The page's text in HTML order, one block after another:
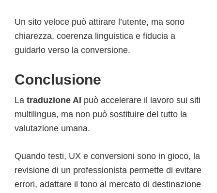
Un sito veloce può attirare l’utente, ma sono
chiarezza, coerenza linguistica e fiducia a
guidarlo verso la conversione.
Conclusione
La traduzione AI può accelerare il lavoro sui siti
multilingua, ma non può sostituire del tutto la
valutazione umana.
Quando testi, UX e conversioni sono in gioco, la
revisione di un professionista permette di evitare
errori, adattare il tono al mercato di destinazione